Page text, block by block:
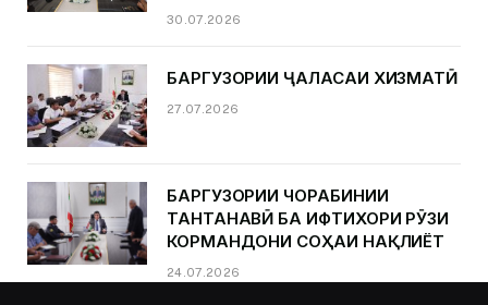
30.07.2026
БАРГУЗОРИИ ҶАЛАСАИ ХИЗМАТӢ
27.07.2026
БАРГУЗОРИИ ЧОРАБИНИИ
ТАНТАНАВӢ БА ИФТИХОРИ РӮЗИ
КОРМАНДОНИ СОҲАИ НАҚЛИЁТ
24.07.2026